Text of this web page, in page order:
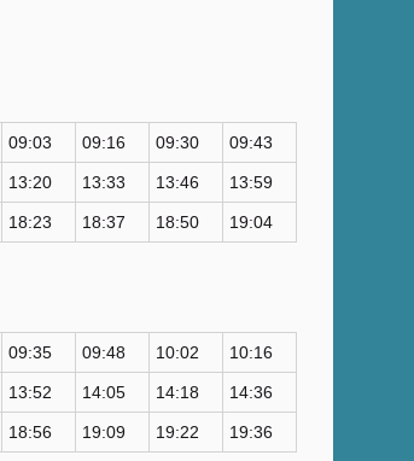
09:03 09:16 09:30 09:43
13:20 13:33 13:46 13:59
18:23 18:37 18:50 19:04
09:35 09:48 10:02 10:16
13:52 14:05 14:18 14:36
18:56 19:09 19:22 19:36